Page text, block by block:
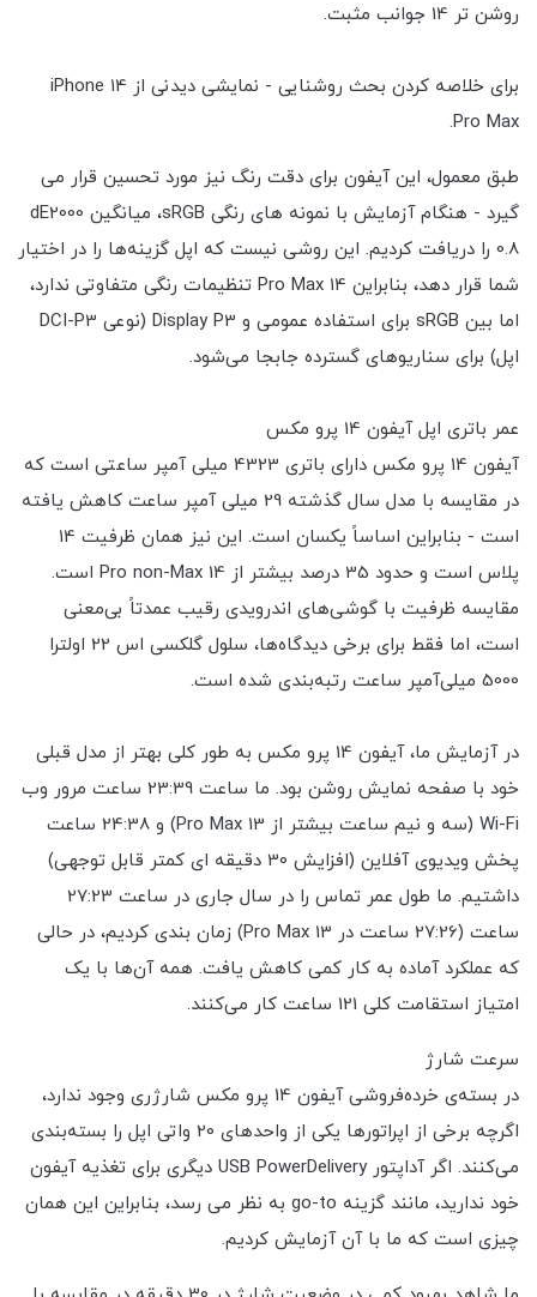
روشن تر 14 جوانب مثبت.
برای خلاصه کردن بحث روشنایی - نمایشی دیدنی از iPhone 14
Pro Max.
طبق معمول، این آیفون برای دقت رنگ نیز مورد تحسین قرار می
گیرد - هنگام آزمایش با نمونه های رنگی sRGB، میانگین dE2000
0.8 را دریافت کردیم. این روشی نیست که اپل گزینه‌ها را در اختیار
شما قرار دهد، بنابراین 14 Pro Max تنظیمات رنگی متفاوتی ندارد،
اما بین sRGB برای استفاده عمومی و Display P3 (نوعی DCI-P3
اپل) برای سناریوهای گسترده جابجا می‌شود.
عمر باتری اپل آیفون 14 پرو مکس
آیفون 14 پرو مکس دارای باتری 4323 میلی آمپر ساعتی است که
در مقایسه با مدل سال گذشته 29 میلی آمپر ساعت کاهش یافته
است - بنابراین اساساً یکسان است. این نیز همان ظرفیت 14
پلاس است و حدود 35 درصد بیشتر از 14 Pro non-Max است.
مقایسه ظرفیت با گوشی‌های اندرویدی رقیب عمدتاً بی‌معنی
است، اما فقط برای برخی دیدگاه‌ها، سلول گلکسی اس 22 اولترا
5000 میلی‌آمپر ساعت رتبه‌بندی شده است.
در آزمایش ما، آیفون 14 پرو مکس به طور کلی بهتر از مدل قبلی
خود با صفحه نمایش روشن بود. ما ساعت 23:39 ساعت مرور وب
Wi-Fi (سه و نیم ساعت بیشتر از 13 Pro Max) و 24:38 ساعت
پخش ویدیوی آفلاین (افزایش 30 دقیقه ای کمتر قابل توجهی)
داشتیم. ما طول عمر تماس را در سال جاری در ساعت 27:23
ساعت (27:26 ساعت در 13 Pro Max) زمان بندی کردیم، در حالی
که عملکرد آماده به کار کمی کاهش یافت. همه آن‌ها با یک
امتیاز استقامت کلی 121 ساعت کار می‌کنند.
سرعت شارژ
در بسته‌ی خرده‌فروشی آیفون 14 پرو مکس شارژری وجود ندارد،
اگرچه برخی از اپراتورها یکی از واحدهای 20 واتی اپل را بسته‌بندی
می‌کنند. اگر آداپتور USB PowerDelivery دیگری برای تغذیه آیفون
خود ندارید، مانند گزینه go-to به نظر می رسد، بنابراین این همان
چیزی است که ما با آن آزمایش کردیم.